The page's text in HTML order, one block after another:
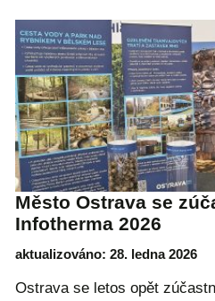
Město Ostrava se
Infotherma 2026
aktualizováno: 28. ledna 2026
Ostrava se letos opět